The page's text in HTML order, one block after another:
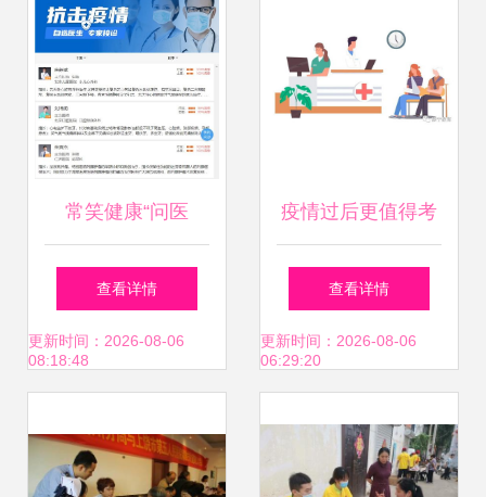
常笑健康“问医
生”免费服务上线
在线义诊开启健康
查看详情
更新时间：2026-08-06
08:18:48
疫情过后更值得考
的国家证书 软件开
发类证书最高补贴
亦可申领
查看详情
更新时间：2026-08-06
06:29:20